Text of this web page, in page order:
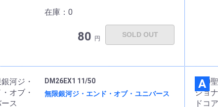
在庫：0
80 円 SOLD OUT
DM26EX1 11/50
無限銀河ジ・エンド・オブ・ユニバース
A